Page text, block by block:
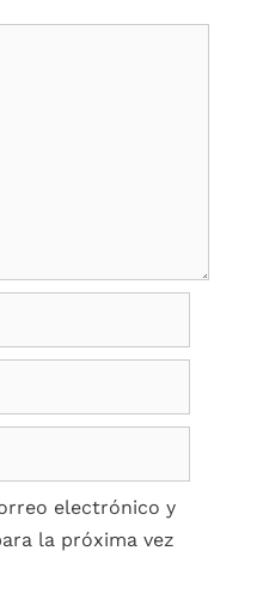
electrónico y
la próxima vez